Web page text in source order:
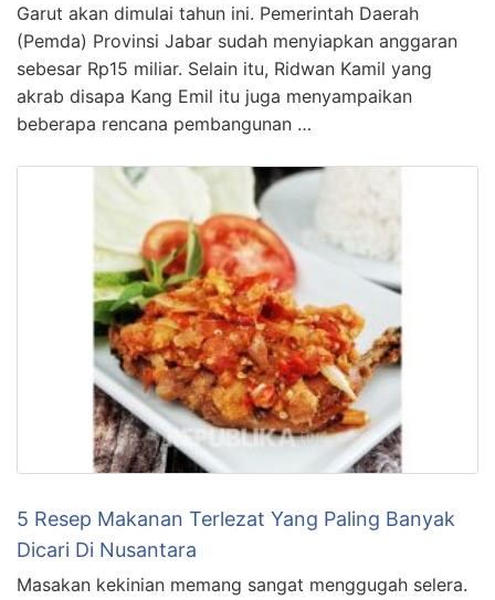
Garut akan dimulai tahun ini. Pemerintah Daerah
(Pemda) Provinsi Jabar sudah menyiapkan anggaran
sebesar Rp15 miliar. Selain itu, Ridwan Kamil yang
akrab disapa Kang Emil itu juga menyampaikan
beberapa rencana pembangunan …
5 Resep Makanan Terlezat Yang Paling Banyak
Dicari Di Nusantara
Masakan kekinian memang sangat menggugah selera.